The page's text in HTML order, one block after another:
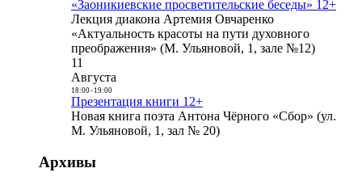
«Заоникиевские просветительские беседы» 12+
Лекция диакона Артемия Овчаренко
«Актуальность красоты на пути духовного
преображения» (М. Ульяновой, 1, зале №12)
11
Августа
18:00- 19:00
Презентация книги 12+
Новая книга поэта Антона Чёрного «Сбор» (ул.
М. Ульяновой, 1, зал № 20)
Архивы